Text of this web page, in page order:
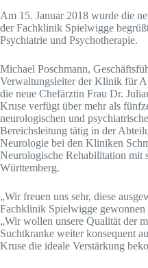
Am 15. Januar 2018 wurde die
der Fachklinik Spielwigge
Psychiatrie und Psychotherapie.
Michael Poschmann,
Verwaltungsleiter der Klinik für
die neue Chefärztin Frau Dr.
Kruse verfügt über mehr als
neurologischen und
Bereichsleitung tätig in der
Neurologie bei den Kliniken
Neurologische Rehabilitation mit
Württemberg.
„Wir freuen uns sehr, diese
Fachklinik Spielwigge gewonnen
„Wir wollen unsere Qualität der
Suchtkranke weiter konsequent
Kruse die ideale Verstärkung